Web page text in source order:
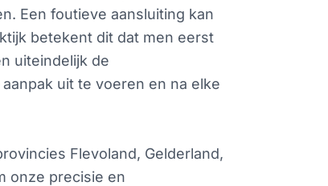
Een foutieve aansluiting kan
betekent dit dat men eerst
uiteindelijk de
uit te voeren en na elke
Flevoland, Gelderland,
onze precisie en